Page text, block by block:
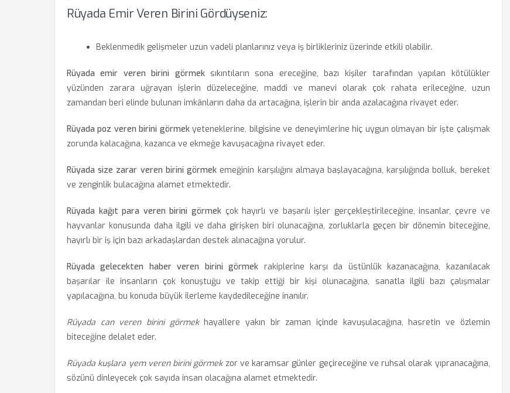
Rüyada Emir Veren Birini Gördüyseniz:
Beklenmedik gelişmeler uzun vadeli planlarınız veya iş birlikleriniz üzerinde etkili olabilir.
Rüyada emir veren birini görmeksıkıntıların sona ereceğine, bazı kişiler tarafından yapılan kötülükler
yüzünden zarara uğrayan işlerin düzeleceğine, maddi ve manevi olarak çok rahata erileceğine, uzun
zamandan beri elinde bulunan imkânların daha da artacağına, işlerin bir anda azalacağına rivayet eder.
Rüyada poz veren birini görmekyeteneklerine, bilgisine ve deneyimlerine hiç uygun olmayan bir işte çalışmak
zorunda kalacağına, kazanca ve ekmeğe kavuşacağına rivayet eder.
Rüyada size zarar veren birini görmek emeğinin karşılığını almaya başlayacağına, karşılığında bolluk, bereket
ve zenginlik bulacağına alamet etmektedir.
Rüyada kağıt para veren birini görmek çok hayırlı ve başarılı işler gerçekleştirileceğine, insanlar, çevre ve
hayvanlar konusunda daha ilgili ve daha girişken biri olunacağına, zorluklarla geçen bir dönemin biteceğine,
hayırlı bir iş için bazı arkadaşlardan destek alınacağına yorulur.
Rüyada gelecekten haber veren birini görmek rakiplerine karşı da üstünlük kazanacağına, kazanılacak
başarılar ile insanların çok konuştuğu ve takip ettiği bir kişi olunacağına, sanatla ilgili bazı çalışmalar
yapılacağına, bu konuda büyük ilerleme kaydedileceğine inanılır.
Rüyada can veren birini görmekhayallere yakın bir zaman içinde kavuşulacağına, hasretin ve özlemin
biteceğine delalet eder.
Rüyada kuşlara yem veren birini görmekzor ve karamsar günler geçireceğine ve ruhsal olarak yıpranacağına,
sözünü dinleyecek çok sayıda insan olacağına alamet etmektedir.